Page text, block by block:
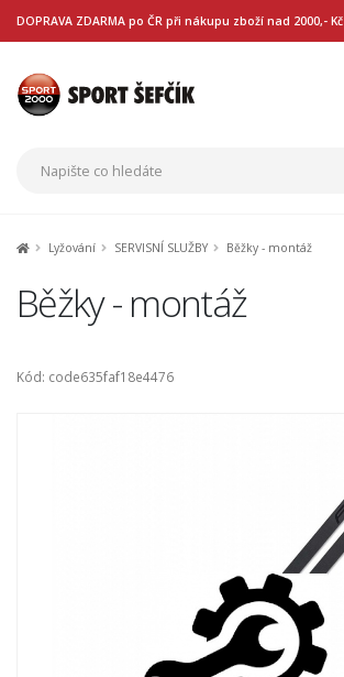
DOPRAVA ZDARMA po ČR při nákupu zboží nad 2000,- Kč
Lyžování SERVISNÍ SLUŽBY Běžky - montáž
Běžky - montáž
Kód: code635faf18e4476